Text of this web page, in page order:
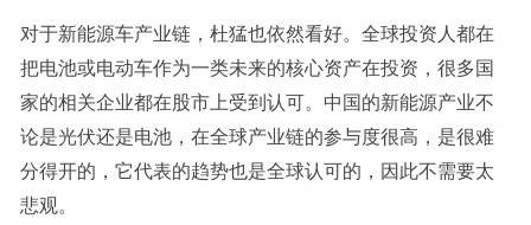
对于新能源车产业链，杜猛也依然看好。全球投资人都在
把电池或电动车作为一类未来的核心资产在投资，很多国
家的相关企业都在股市上受到认可。中国的新能源产业不
论是光伏还是电池，在全球产业链的参与度很高，是很难
分得开的，它代表的趋势也是全球认可的，因此不需要太
悲观。